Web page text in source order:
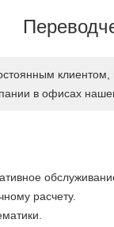
в офисах
расчету.